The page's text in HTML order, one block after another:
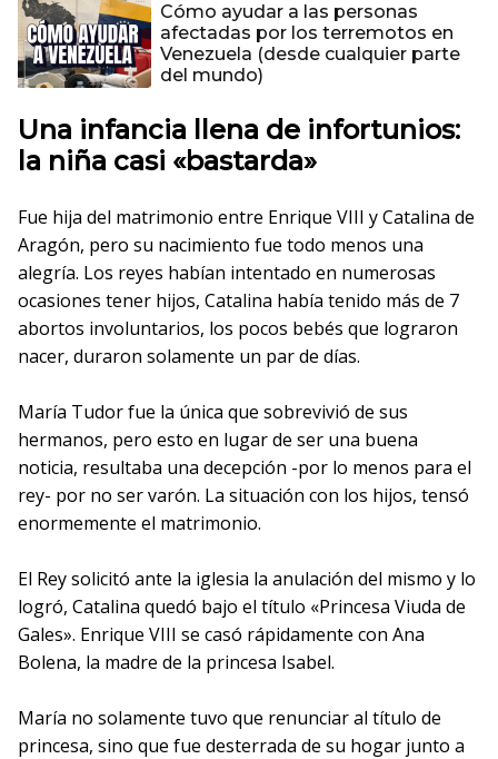
Cómo ayudar a las personas
afectadas por los terremotos en
Venezuela (desde cualquier parte
del mundo)
Una infancia llena de infortunios:
la niña casi «bastarda»
Fue hija del matrimonio entre Enrique VIII y Catalina de
Aragón, pero su nacimiento fue todo menos una
alegría. Los reyes habían intentado en numerosas
ocasiones tener hijos, Catalina había tenido más de 7
abortos involuntarios, los pocos bebés que lograron
nacer, duraron solamente un par de días.
María Tudor fue la única que sobrevivió de sus
hermanos, pero esto en lugar de ser una buena
noticia, resultaba una decepción -por lo menos para el
rey- por no ser varón. La situación con los hijos, tensó
enormemente el matrimonio.
El Rey solicitó ante la iglesia la anulación del mismo y lo
logró, Catalina quedó bajo el título «Princesa Viuda de
Gales». Enrique VIII se casó rápidamente con Ana
Bolena, la madre de la princesa Isabel.
María no solamente tuvo que renunciar al título de
princesa, sino que fue desterrada de su hogar junto a